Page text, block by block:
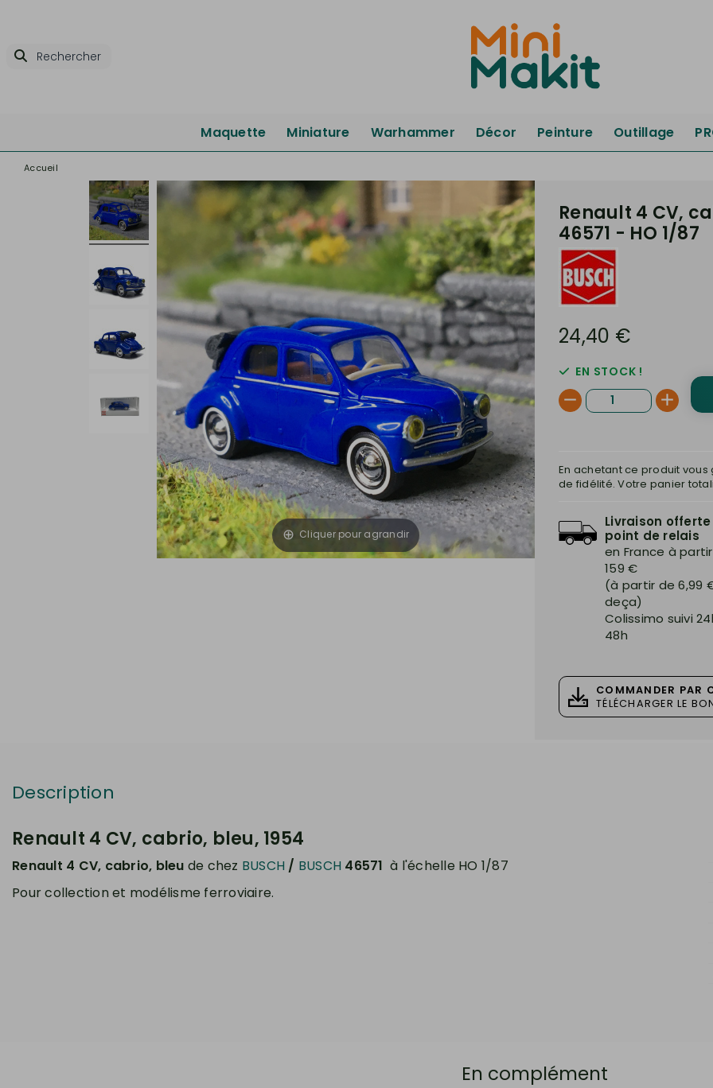
Maquette Miniature Warhammer Décor Peinture Outillage
Accueil
Cliquer pour agrandir
Renault 4 CV,
46571 - HO 1/87
24,40 €
EN STOCK !
En achetant ce produit vous
de fidélité. Votre panier
Livraison offerte
point de relais
en France à
159 €
(à partir de 6,99
deça)
Colissimo suivi
48h
COMMANDER PAR
TÉLÉCHARGER LE
Description
Renault 4 CV, cabrio, bleu, 1954
Renault 4 CV, cabrio, bleu de chez BUSCH / BUSCH 46571 à l'échelle HO 1/87
Pour collection et modélisme ferroviaire.
En complément